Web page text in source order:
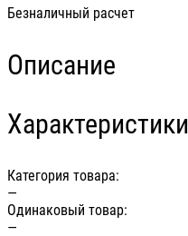
Безналичный расчет
Описание
Характеристики
Категория товара:
—
Одинаковый товар:
—